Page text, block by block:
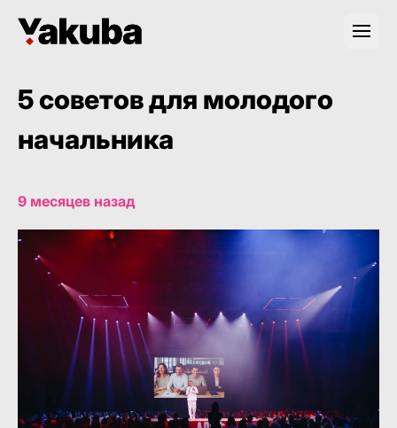
5 советов для молодого
начальника
9 месяцев назад